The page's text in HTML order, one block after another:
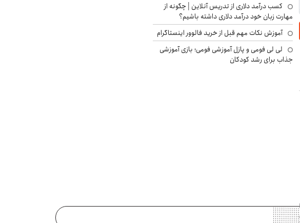
کسب درآمد دلاری از تدریس آنلاین | چگونه از
مهارت زبان خود درآمد دلاری داشته باشیم؟
آموزش نکات مهم قبل از خرید فالوور اینستاگرام
لی لی فومی و پازل آموزشی فومی؛ بازی آموزشی
جذاب برای رشد کودکان